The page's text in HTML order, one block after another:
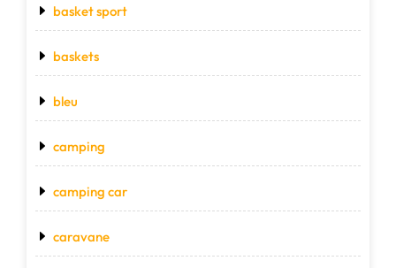
basket sport
baskets
bleu
camping
camping car
caravane